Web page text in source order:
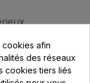
afin
des réseaux
cookies tiers liés